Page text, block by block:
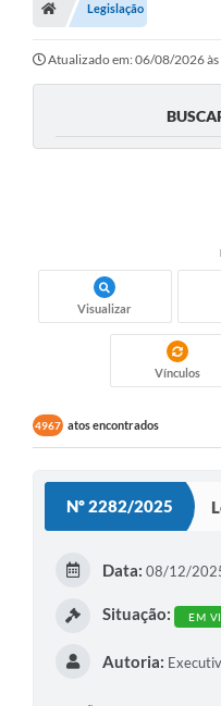
Legislação
Atualizado em: 06/08/2026
Visualizar
Vínculos
4967 atos encontrados
Nº 2282/2025
Data: 08/12/
Situação: EM
Autoria: